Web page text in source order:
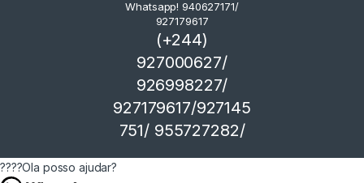
Whatsapp! 940627171/
927179617
(+244)
927000627/
926998227/
927179617/927145
751/ 955727282/
????Ola posso ajudar?